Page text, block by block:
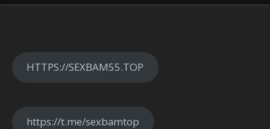
HTTPS://SEXBAM55.TOP
https://t.me/sexbamtop